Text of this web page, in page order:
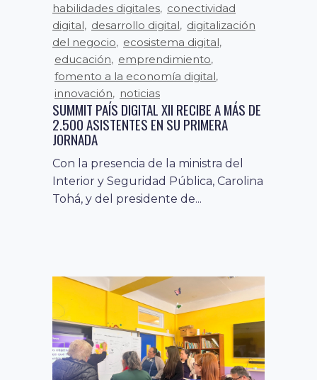
habilidades digitales, conectividad
digital, desarrollo digital, digitalización
del negocio, ecosistema digital,
educación, emprendimiento,
fomento a la economía digital,
innovación, noticias
SUMMIT PAÍS DIGITAL XII RECIBE A MÁS DE
2.500 ASISTENTES EN SU PRIMERA
JORNADA
Con la presencia de la ministra del
Interior y Seguridad Pública, Carolina
Tohá, y del presidente de...